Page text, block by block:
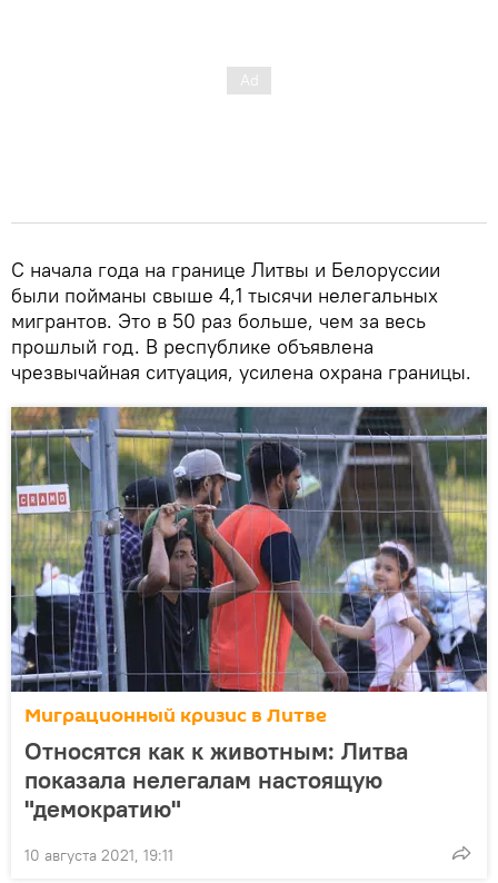
С начала года на границе Литвы и Белоруссии
были пойманы свыше 4,1 тысячи нелегальных
мигрантов. Это в 50 раз больше, чем за весь
прошлый год. В республике объявлена
чрезвычайная ситуация, усилена охрана границы.
Миграционный кризис в Литве
Относятся как к животным: Литва
показала нелегалам настоящую
"демократию"
10 августа 2021, 19:11